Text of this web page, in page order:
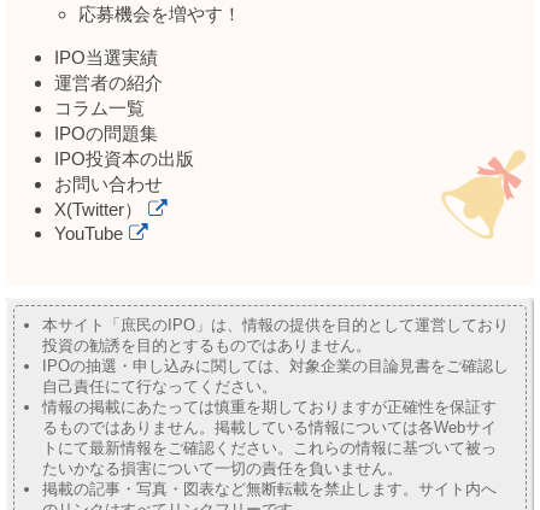
応募機会を増やす！
IPO当選実績
運営者の紹介
コラム一覧
IPOの問題集
IPO投資本の出版
お問い合わせ
X(Twitter）
YouTube
本サイト「庶民のIPO」は、情報の提供を目的として運営しており
投資の勧誘を目的とするものではありません。
IPOの抽選・申し込みに関しては、対象企業の目論見書をご確認し
自己責任にて行なってください。
情報の掲載にあたっては慎重を期しておりますが正確性を保証す
るものではありません。掲載している情報については各Webサイ
トにて最新情報をご確認ください。これらの情報に基づいて被っ
たいかなる損害について一切の責任を負いません。
掲載の記事・写真・図表など無断転載を禁止します。サイト内へ